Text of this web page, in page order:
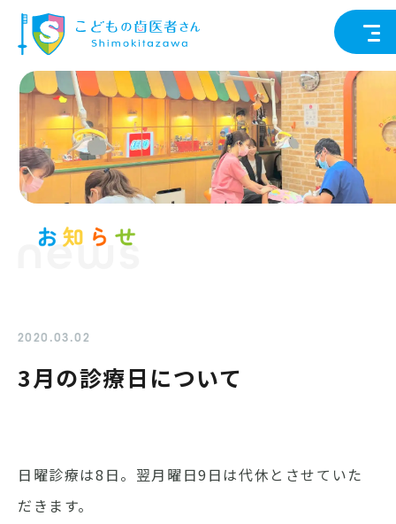
news
2020.03.02
3月の診療日について
日曜診療は8日。翌月曜日9日は代休とさせていた
だきます。